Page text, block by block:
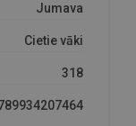
Jumava
Cietie vāki
318